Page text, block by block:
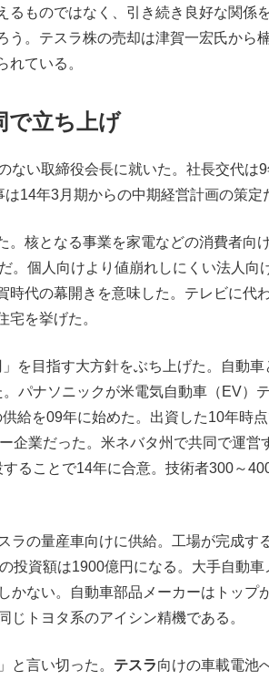
るものではなく、引き続き良好な関係
。テスラ株の売却は津賀一宏氏から
ている。
で立ち上げ
い取締役会長に就いた。社長交代は
14年3月期からの中期経営計画の策定
核となる事業を家電などの消費者向
。個人向けより値崩れしにくい法人向
時代の幕開きを意味した。テレビに代
を挙げた。
を目指す大方針をぶち上げた。自動車
パナソニックが米電気自動車（EV）
給を09年に始めた。出資した10年時
企業だった。米ネバタ州で共同で運営
ることで14年に合意。技術者300～
の量産車向けに供給。工場が完成す
投資額は1900億円になる。大手自動車
かない。自動車部品メーカーはトップ
じトヨタ系のアイシン精機である。
言い切った。 テスラ向けの車載電池